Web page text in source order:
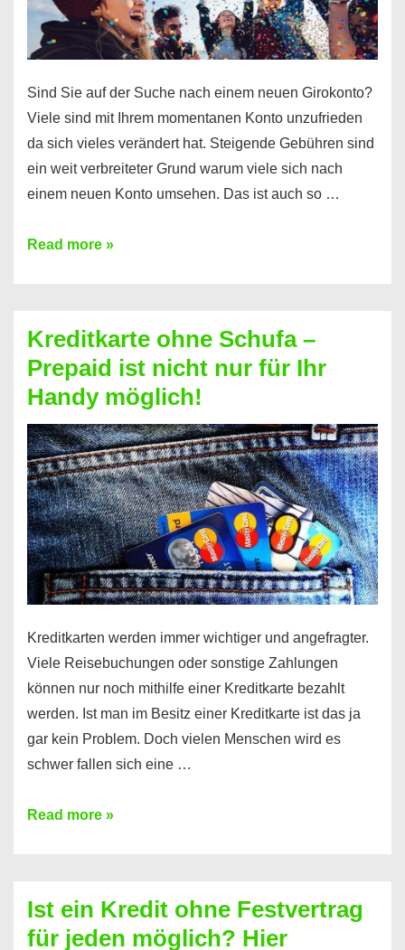
Sind Sie auf der Suche nach einem neuen Girokonto?
Viele sind mit Ihrem momentanen Konto unzufrieden
da sich vieles verändert hat. Steigende Gebühren sind
ein weit verbreiteter Grund warum viele sich nach
einem neuen Konto umsehen. Das ist auch so …
Konto
Neueröffnung
trotz
Schufaeintrag
möglich
Read more »
Kreditkarte ohne Schufa –
Prepaid ist nicht nur für Ihr
Handy möglich!
Kreditkarten werden immer wichtiger und angefragter.
Viele Reisebuchungen oder sonstige Zahlungen
können nur noch mithilfe einer Kreditkarte bezahlt
werden. Ist man im Besitz einer Kreditkarte ist das ja
gar kein Problem. Doch vielen Menschen wird es
schwer fallen sich eine …
Kreditkarte
Prepaid
ist
Read more »
Ist ein Kredit ohne Festvertrag
für jeden möglich? Hier